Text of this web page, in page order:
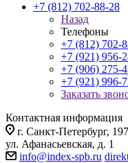
+7 (812) 702-88-28
Назад
Телефоны
+7 (812) 702-
+7 (921) 956-
+7 (906) 275-
+7 (921) 996-
Заказать
Контактная информация
г. Санкт-Петербург,
ул. Афанасьевская, д. 1
info@index-spb.ru